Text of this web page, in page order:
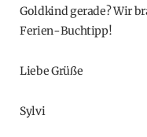
Goldkind gerade? Wir
Ferien-Buchtipp!
Liebe Grüße
Sylvi